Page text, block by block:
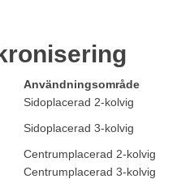
Användningsområde
Sidoplacerad 2-kolvig
Sidoplacerad 3-kolvig
Centrumplacerad 2-kolvig
Centrumplacerad 3-kolvig